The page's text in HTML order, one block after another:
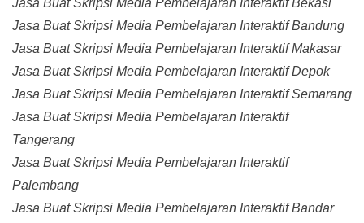
Jasa Buat Skripsi Media Pembelajaran Interaktif Bekasi
Jasa Buat Skripsi Media Pembelajaran Interaktif Bandung
Jasa Buat Skripsi Media Pembelajaran Interaktif Makasar
Jasa Buat Skripsi Media Pembelajaran Interaktif Depok
Jasa Buat Skripsi Media Pembelajaran Interaktif Semarang
Jasa Buat Skripsi Media Pembelajaran Interaktif
Tangerang
Jasa Buat Skripsi Media Pembelajaran Interaktif
Palembang
Jasa Buat Skripsi Media Pembelajaran Interaktif Bandar